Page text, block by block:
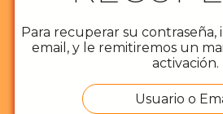
Para recuperar su contraseña,
email, y le remitiremos un
activación.